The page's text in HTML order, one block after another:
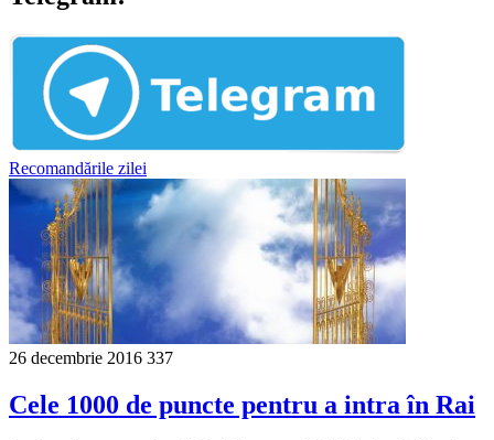
Recomandările zilei
26 decembrie 2016 337
Cele 1000 de puncte pentru a intra în Rai